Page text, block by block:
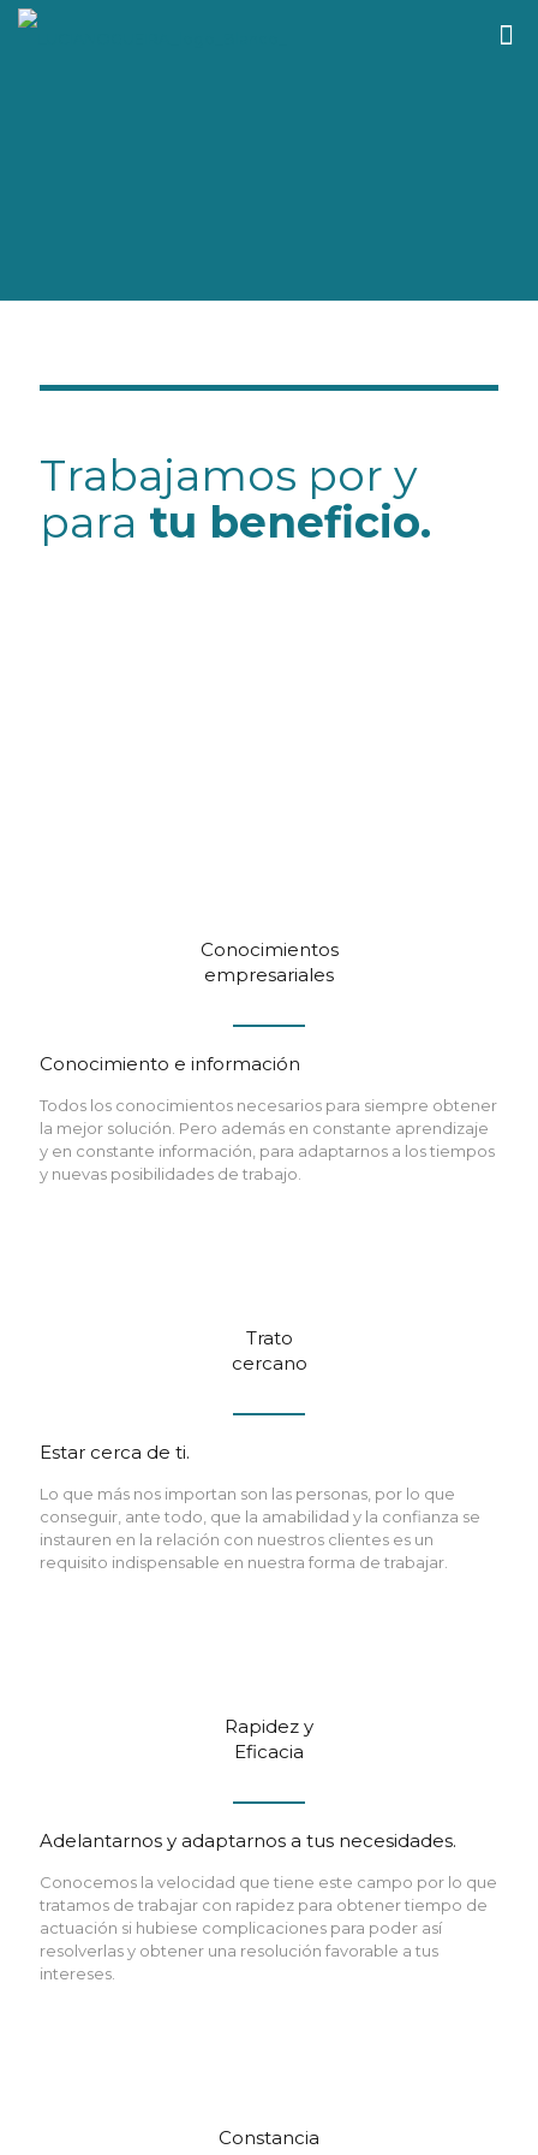
Trabajamos por y
para tu beneficio.
Conocimientos
empresariales
Conocimiento e información
Todos los conocimientos necesarios para siempre obtener
la mejor solución. Pero además en constante aprendizaje
y en constante información, para adaptarnos a los tiempos
y nuevas posibilidades de trabajo.
Trato
cercano
Estar cerca de ti.
Lo que más nos importan son las personas, por lo que
conseguir, ante todo, que la amabilidad y la confianza se
instauren en la relación con nuestros clientes es un
requisito indispensable en nuestra forma de trabajar.
Rapidez y
Eficacia
Adelantarnos y adaptarnos a tus necesidades.
Conocemos la velocidad que tiene este campo por lo que
tratamos de trabajar con rapidez para obtener tiempo de
actuación si hubiese complicaciones para poder así
resolverlas y obtener una resolución favorable a tus
intereses.
Constancia